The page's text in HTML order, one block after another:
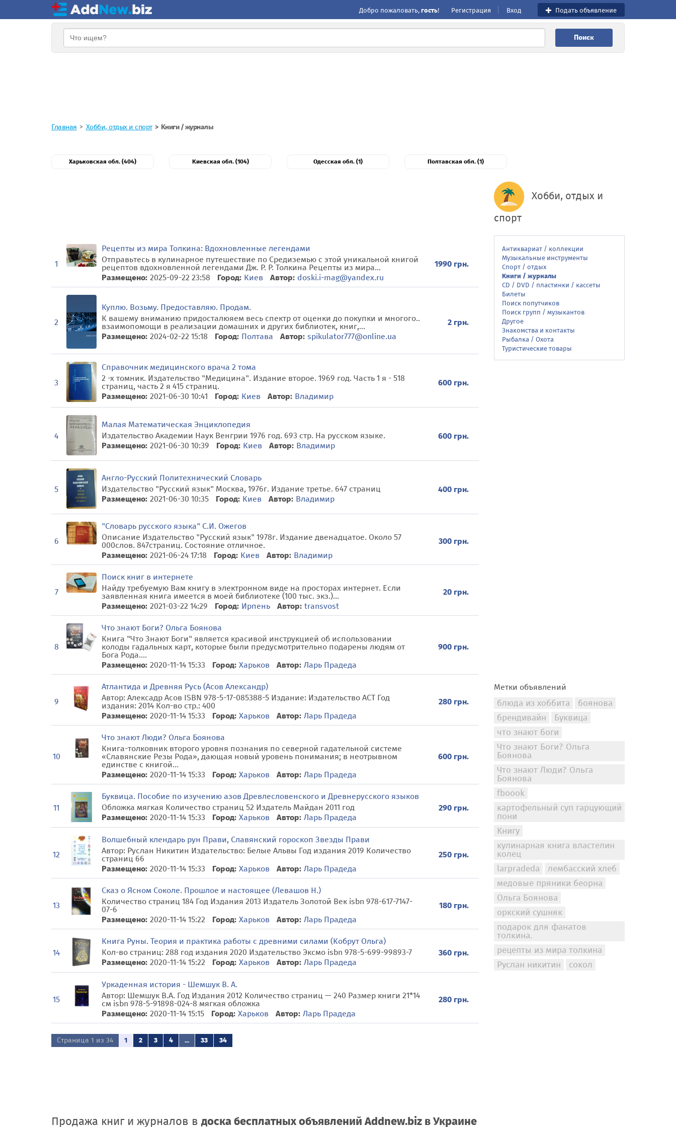
Добро пожаловать, гость! Регистрация Вход Подать объявление
Поиск
Главная Хобби, отдых и спорт Книги / журналы
Харьковская обл. (404) Киевская обл. (104) Одесская обл. (1) Полтавская обл. (1)
1
Рецепты из мира Толкина: Вдохновленные легендами
Отправьтесь в кулинарное путешествие по Средиземью с этой уникальной книгой
рецептов вдохновленной легендами Дж. Р. Р. Толкина Рецепты из мира...
Размещено: 2025-09-22 23:58 Город: Киев Автор: doski.i-mag@yandex.ru
1990 грн.
2
Куплю. Возьму. Предоставляю. Продам.
К вашему вниманию придосталюяем весь спектр от оценки до покупки и многого..
взаимопомощи в реализации домашних и других библиотек, книг,...
Размещено: 2024-02-22 15:18 Город: Полтава Автор: spikulator777@online.ua
2 грн.
3
Справочник медицинского врача 2 тома
2 -х томник. Издательство "Медицина". Издание второе. 1969 год. Часть 1 я - 518
страниц, часть 2 я 415 страниц.
Размещено: 2021-06-30 10:41 Город: Киев Автор: Владимир
600 грн.
4
Малая Математическая Энциклопедия
Издательство Академии Наук Венгрии 1976 год. 693 стр. На русском языке.
Размещено: 2021-06-30 10:39 Город: Киев Автор: Владимир
600 грн.
5
Англо-Русский Политехнический Словарь
Издательство "Русский язык" Москва, 1976г. Издание третье. 647 страниц
Размещено: 2021-06-30 10:35 Город: Киев Автор: Владимир
400 грн.
6
"Словарь русского языка" С.И. Ожегов
Описание Издательство "Русский язык" 1978г. Издание двенадцатое. Около 57
000слов. 847страниц. Состояние отличное.
Размещено: 2021-06-24 17:18 Город: Киев Автор: Владимир
300 грн.
7
Поиск книг в интернете
Найду требуемую Вам книгу в электронном виде на просторах интернет. Если
заявленная книга имеется в моей библиотеке (100 тыс. экз.)...
Размещено: 2021-03-22 14:29 Город: Ирпень Автор: transvost
20 грн.
8
Что знают Боги? Ольга Боянова
Книга "Что Знают Боги" является красивой инструкцией об использовании
колоды гадальных карт, которые были предусмотрительно подарены людям от
Бога Рода....
Размещено: 2020-11-14 15:33 Город: Харьков Автор: Ларь Прадеда
900 грн.
9
Атлантида и Древняя Русь (Асов Александр)
Автор: Алексадр Асов ISBN 978-5-17-085388-5 Издание: Издательство АСТ Год
издания: 2014 Кол-во стр.: 400
Размещено: 2020-11-14 15:33 Город: Харьков Автор: Ларь Прадеда
280 грн.
10
Что знают Люди? Ольга Боянова
Книга-толковник второго уровня познания по северной гадательной системе
«Славянские Резы Рода», дающая новый уровень понимания; в неотрывном
единстве с книгой...
Размещено: 2020-11-14 15:33 Город: Харьков Автор: Ларь Прадеда
600 грн.
11
Буквица. Пособие по изучению азов Древлесловенского и Древнерусского языков
Обложка мягкая Количество страниц 52 Издатель Майдан 2011 год
Размещено: 2020-11-14 15:33 Город: Харьков Автор: Ларь Прадеда
290 грн.
12
Волшебный клендарь рун Прави, Славянский гороскоп Звезды Прави
Автор: Руслан Никитин Издательство: Белые Альвы Год издания 2019 Количество
страниц 66
Размещено: 2020-11-14 15:33 Город: Харьков Автор: Ларь Прадеда
250 грн.
13
Сказ о Ясном Соколе. Прошлое и настоящее (Левашов Н.)
Количество страниц 184 Год Издания 2013 Издатель Золотой Век isbn 978-617-7147-
07-6
Размещено: 2020-11-14 15:22 Город: Харьков Автор: Ларь Прадеда
180 грн.
14
Книга Руны. Теория и практика работы с древними силами (Кобрут Ольга)
Кол-во страниц: 288 год издания 2020 Издательство Эксмо isbn 978-5-699-99893-7
Размещено: 2020-11-14 15:22 Город: Харьков Автор: Ларь Прадеда
360 грн.
15
Уркаденная история - Шемшук В. А.
Автор: Шемшук В.А. Год Издания 2012 Количество страниц — 240 Размер книги 21*14
см isbn 978-5-91898-024-8 мягкая обложка
Размещено: 2020-11-14 15:15 Город: Харьков Автор: Ларь Прадеда
280 грн.
Страница 1 из 34 1 2 3 4 ... 33 34
Продажа книг и журналов в доска бесплатных объявлений Addnew.biz в Украине
Хобби, отдых и
спорт
Антиквариат / коллекции
Музыкальные инструменты
Спорт / отдых
Книги / журналы
CD / DVD / пластинки / кассеты
Билеты
Поиск попутчиков
Поиск групп / музыкантов
Другое
Знакомства и контакты
Рыбалка / Охота
Туристические товары
Метки объявлений
блюда из хоббита
боянова
брендивайн
Буквица
что знают боги
Что знают Боги? Ольга
Боянова
Что знают Люди? Ольга
Боянова
fboook
картофельный суп гарцующий
пони
Книгу
кулинарная книга властелин
колец
larpradeda
лембасский хлеб
медовые пряники беорна
Ольга Боянова
оркский сушняк
подарок для фанатов
толкина.
рецепты из мира толкина
Руслан никитин
сокол